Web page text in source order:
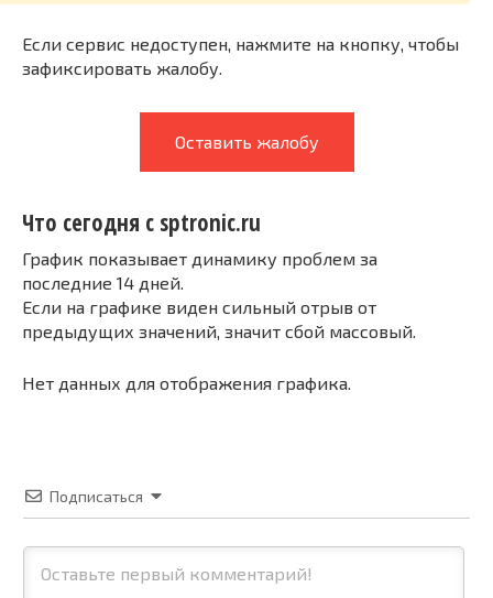
Если сервис недоступен, нажмите на кнопку, чтобы
зафиксировать жалобу.
Оставить жалобу
Что сегодня с sptronic.ru
График показывает динамику проблем за
последние 14 дней.
Если на графике виден сильный отрыв от
предыдущих значений, значит сбой массовый.
Нет данных для отображения графика.
Подписаться